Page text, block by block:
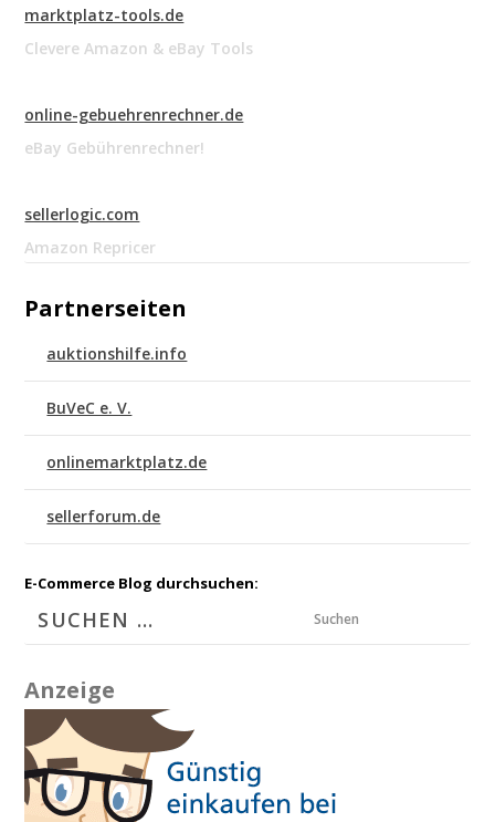
marktplatz-tools.de
Clevere Amazon & eBay Tools
online-gebuehrenrechner.de
eBay Gebührenrechner!
sellerlogic.com
Amazon Repricer
Partnerseiten
auktionshilfe.info
BuVeC e. V.
onlinemarktplatz.de
sellerforum.de
E-Commerce Blog durchsuchen:
Suchen
Anzeige